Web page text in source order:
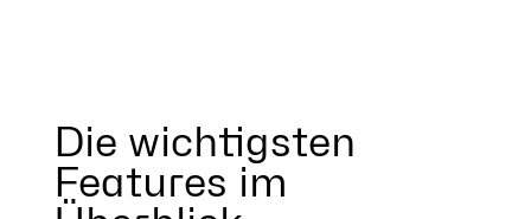
Die wichtigsten
Features im